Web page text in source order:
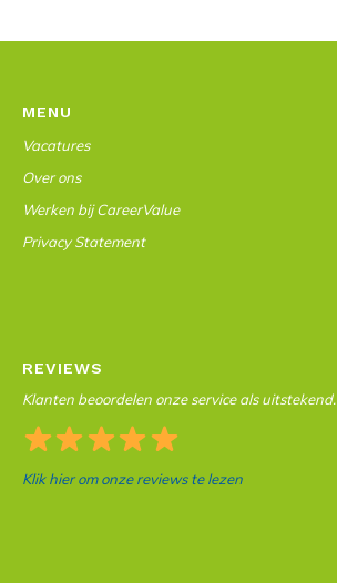
MENU
Vacatures
Over ons
Werken bij CareerValue
Privacy Statement
REVIEWS
Klanten beoordelen onze service als uitstekend.
Klik hier om onze reviews te lezen